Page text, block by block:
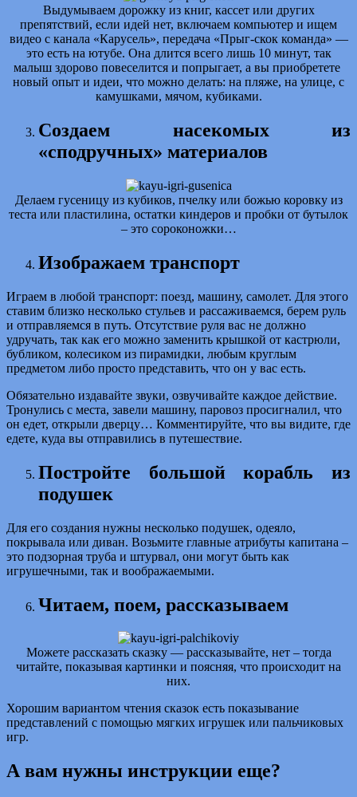
Выдумываем дорожку из книг, кассет или других
препятствий, если идей нет, включаем компьютер и ищем
видео с канала «Карусель», передача «Прыг-скок команда» —
это есть на ютубе. Она длится всего лишь 10 минут, так
малыш здорово повеселится и попрыгает, а вы приобретете
новый опыт и идеи, что можно делать: на пляже, на улице, с
камушками, мячом, кубиками.
Создаем насекомых из
«сподручных» материалов
Делаем гусеницу из кубиков, пчелку или божью коровку из
теста или пластилина, остатки киндеров и пробки от бутылок
– это сороконожки…
Изображаем транспорт
Играем в любой транспорт: поезд, машину, самолет. Для этого
ставим близко несколько стульев и рассаживаемся, берем руль
и отправляемся в путь. Отсутствие руля вас не должно
удручать, так как его можно заменить крышкой от кастрюли,
бубликом, колесиком из пирамидки, любым круглым
предметом либо просто представить, что он у вас есть.
Обязательно издавайте звуки, озвучивайте каждое действие.
Тронулись с места, завели машину, паровоз просигналил, что
он едет, открыли дверцу… Комментируйте, что вы видите, где
едете, куда вы отправились в путешествие.
Постройте большой корабль из
подушек
Для его создания нужны несколько подушек, одеяло,
покрывала или диван. Возьмите главные атрибуты капитана –
это подзорная труба и штурвал, они могут быть как
игрушечными, так и воображаемыми.
Читаем, поем, рассказываем
Можете рассказать сказку — рассказывайте, нет – тогда
читайте, показывая картинки и поясняя, что происходит на
них.
Хорошим вариантом чтения сказок есть показывание
представлений с помощью мягких игрушек или пальчиковых
игр.
А вам нужны инструкции еще?